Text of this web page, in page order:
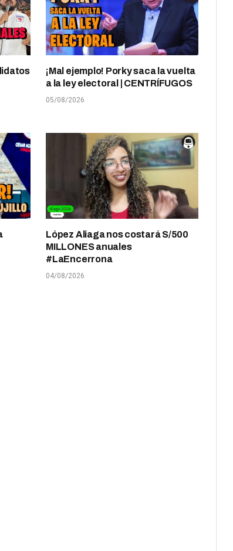
¡Mal ejemplo! Porky saca la vuelta
a la ley electoral | CENTRÍFUGOS
05/08/2026
López Aliaga nos costará S/500
MILLONES anuales
#LaEncerrona
04/08/2026